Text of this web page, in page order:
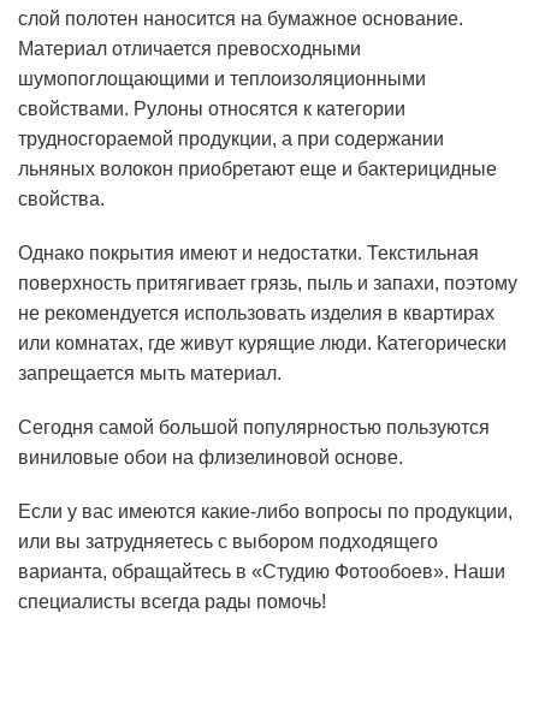
слой полотен наносится на бумажное основание.
Материал отличается превосходными
шумопоглощающими и теплоизоляционными
свойствами. Рулоны относятся к категории
трудносгораемой продукции, а при содержании
льняных волокон приобретают еще и бактерицидные
свойства.
Однако покрытия имеют и недостатки. Текстильная
поверхность притягивает грязь, пыль и запахи, поэтому
не рекомендуется использовать изделия в квартирах
или комнатах, где живут курящие люди. Категорически
запрещается мыть материал.
Сегодня самой большой популярностью пользуются
виниловые обои на флизелиновой основе.
Если у вас имеются какие-либо вопросы по продукции,
или вы затрудняетесь с выбором подходящего
варианта, обращайтесь в «Студию Фотообоев». Наши
специалисты всегда рады помочь!